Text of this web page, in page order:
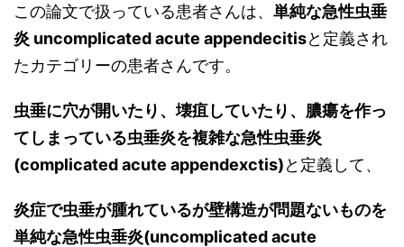
この論文で扱っている患者さんは、 単純な急性虫垂
炎 uncomplicated acute appendecitisと定義され
たカテゴリーの患者さんです。
虫垂に穴が開いたり、壊疽していたり、膿瘍を作っ
てしまっている虫垂炎を複雑な急性虫垂炎
(complicated acute appendexctis)と定義して、
炎症で虫垂が腫れているが壁構造が問題ないものを
単純な急性虫垂炎(uncomplicated acute